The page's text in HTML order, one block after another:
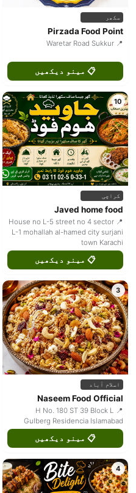
سکھر
Pirzada Food Point
📍 Waretar Road Sukkur
📋 مینو دیکھیں
10
کراچی
Javed home food
📍 House no L-5 street no 4 sector
L-1 mohallah al-hamed city surjani
town Karachi
📋 مینو دیکھیں
3
اسلام آباد
Naseem Food Official
📍 H No. 180 ST 39 Block L
Gulberg Residencia Islamabad
📋 مینو دیکھیں
4